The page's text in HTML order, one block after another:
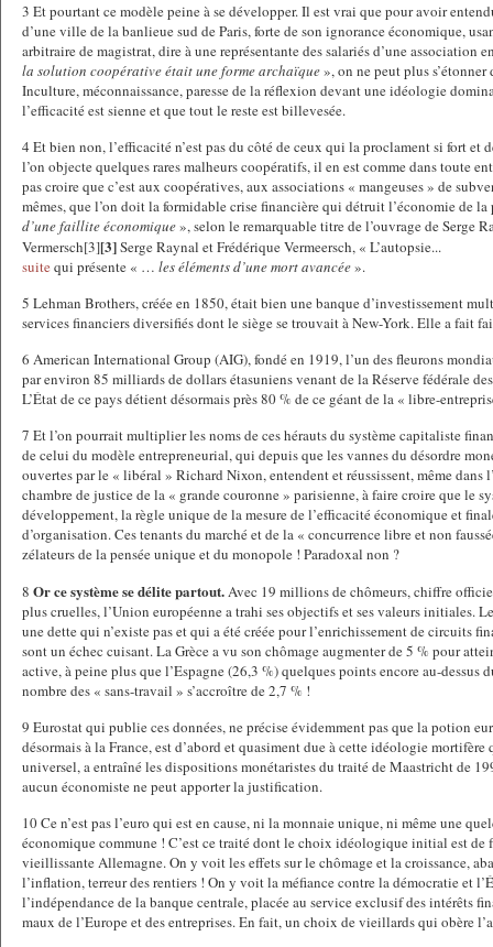
3 Et pourtant ce modèle peine à se développer. Il est vrai que pour avoir
d’une ville de la banlieue sud de Paris, forte de son ignorance économique,
arbitraire de magistrat, dire à une représentante des salariés d’une association
la solution coopérative était une forme archaïque», on ne peut plus
Inculture, méconnaissance, paresse de la réflexion devant une idéologie
l’efficacité est sienne et que tout le reste est billevesée.
4 Et bien non, l’efficacité n’est pas du côté de ceux qui la proclament si fort et
l’on objecte quelques rares malheurs coopératifs, il en est comme dans toute
pas croire que c’est aux coopératives, aux associations « mangeuses » de
mêmes, que l’on doit la formidable crise financière qui détruit l’économie de la
d’une faillite économique», selon le remarquable titre de l’ouvrage de Serge
Vermersch[3][3]Serge Raynal et Frédérique Vermeersch, « L’autopsie...
suitequi présente « … les éléments d’une mort avancée».
5 Lehman Brothers, créée en 1850, était bien une banque d’investissement
services financiers diversifiés dont le siège se trouvait à New-York. Elle a fait
6 American International Group (AIG), fondé en 1919, l’un des fleurons
par environ 85 milliards de dollars étasuniens venant de la Réserve fédérale
L’État de ce pays détient désormais près 80 % de ce géant de la « libre-
7 Et l’on pourrait multiplier les noms de ces hérauts du système capitaliste
de celui du modèle entrepreneurial, qui depuis que les vannes du désordre
ouvertes par le « libéral » Richard Nixon, entendent et réussissent, même dans
chambre de justice de la « grande couronne » parisienne, à faire croire que le
développement, la règle unique de la mesure de l’efficacité économique et
d’organisation. Ces tenants du marché et de la « concurrence libre et non
zélateurs de la pensée unique et du monopole ! Paradoxal non ?
8 Or ce système se délite partout.Avec 19 millions de chômeurs, chiffre
plus cruelles, l’Union européenne a trahi ses objectifs et ses valeurs initiales.
une dette qui n’existe pas et qui a été créée pour l’enrichissement de circuits
sont un échec cuisant. La Grèce a vu son chômage augmenter de 5 % pour
active, à peine plus que l’Espagne (26,3 %) quelques points encore au-
nombre des « sans-travail » s’accroître de 2,7 % !
9 Eurostat qui publie ces données, ne précise évidemment pas que la potion
désormais à la France, est d’abord et quasiment due à cette idéologie
universel, a entraîné les dispositions monétaristes du traité de Maastricht de
aucun économiste ne peut apporter la justification.
10 Ce n’est pas l’euro qui est en cause, ni la monnaie unique, ni même une
économique commune ! C’est ce traité dont le choix idéologique initial est de
vieillissante Allemagne. On y voit les effets sur le chômage et la croissance,
l’inflation, terreur des rentiers ! On y voit la méfiance contre la démocratie et
l’indépendance de la banque centrale, placée au service exclusif des intérêts
maux de l’Europe et des entreprises. En fait, un choix de vieillards qui obère